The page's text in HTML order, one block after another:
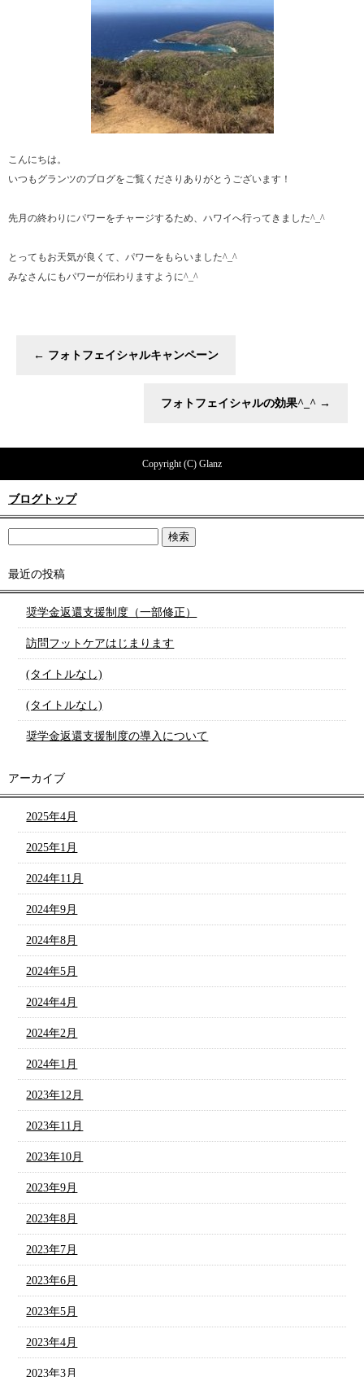
こんにちは。
いつもグランツのブログをご覧くださりありがとうございます！
先月の終わりにパワーをチャージするため、ハワイへ行ってきました^_^
とってもお天気が良くて、パワーをもらいました^_^
みなさんにもパワーが伝わりますように^_^
← フォトフェイシャルキャンペーン
フォトフェイシャルの効果^_^ →
Copyright (C) Glanz
ブログトップ
最近の投稿
奨学金返還支援制度（一部修正）
訪問フットケアはじまります
(タイトルなし)
(タイトルなし)
奨学金返還支援制度の導入について
アーカイブ
2025年4月
2025年1月
2024年11月
2024年9月
2024年8月
2024年5月
2024年4月
2024年2月
2024年1月
2023年12月
2023年11月
2023年10月
2023年9月
2023年8月
2023年7月
2023年6月
2023年5月
2023年4月
2023年3月